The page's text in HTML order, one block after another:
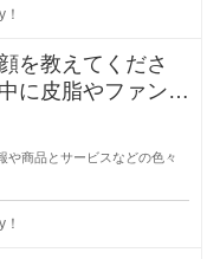
を教えてくださ
に皮脂やファンデ
や商品とサービスなどの色々